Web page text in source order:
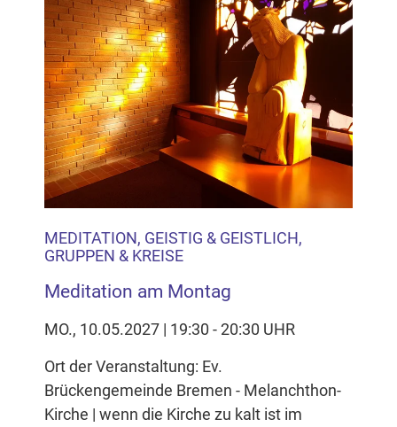
MEDITATION, GEISTIG & GEISTLICH,
GRUPPEN & KREISE
Meditation am Montag
MO., 10.05.2027 | 19:30 - 20:30 UHR
Ort der Veranstaltung: Ev.
Brückengemeinde Bremen - Melanchthon-
Kirche | wenn die Kirche zu kalt ist im